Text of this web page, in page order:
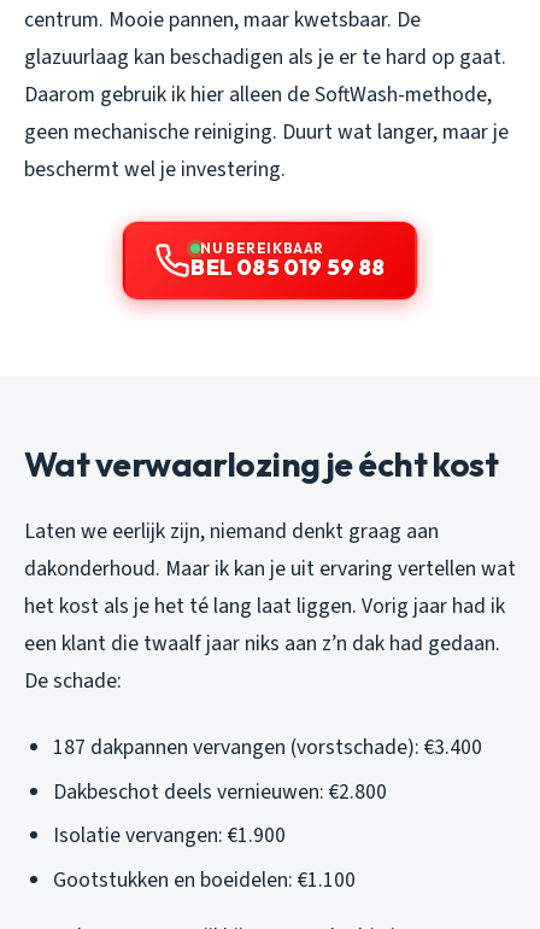
centrum. Mooie pannen, maar kwetsbaar. De
glazuurlaag kan beschadigen als je er te hard op gaat.
Daarom gebruik ik hier alleen de SoftWash-methode,
geen mechanische reiniging. Duurt wat langer, maar je
beschermt wel je investering.
NU BEREIKBAAR
BEL 085 019 59 88
Wat verwaarlozing je écht kost
Laten we eerlijk zijn, niemand denkt graag aan
dakonderhoud. Maar ik kan je uit ervaring vertellen wat
het kost als je het té lang laat liggen. Vorig jaar had ik
een klant die twaalf jaar niks aan z’n dak had gedaan.
De schade:
187 dakpannen vervangen (vorstschade): €3.400
Dakbeschot deels vernieuwen: €2.800
Isolatie vervangen: €1.900
Gootstukken en boeidelen: €1.100